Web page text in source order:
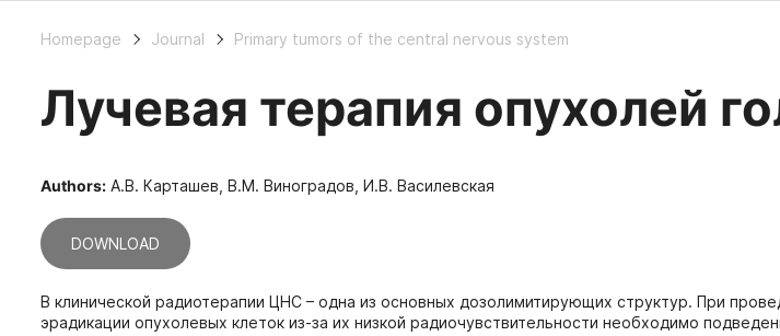
Homepage Journal Primary tumors of the central nervous system
Лучевая терапия опухолей
Authors: А.В. Карташев, В.М. Виноградов, И.В. Василевская
DOWNLOAD
В клинической радиотерапии ЦНС – одна из основных дозолимитирующих структур. При
эрадикации опухолевых клеток из-за их низкой радиочувствительности необходимо